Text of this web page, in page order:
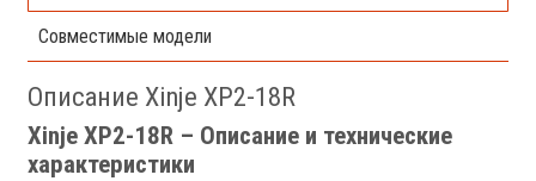
Совместимые модели
Описание Xinje XP2-18R
Xinje XP2-18R – Описание и технические
характеристики